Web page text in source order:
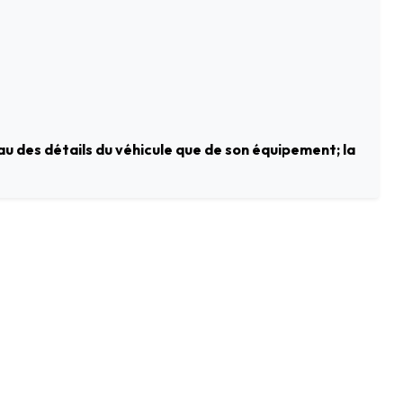
détails du véhicule que de son équipement; la